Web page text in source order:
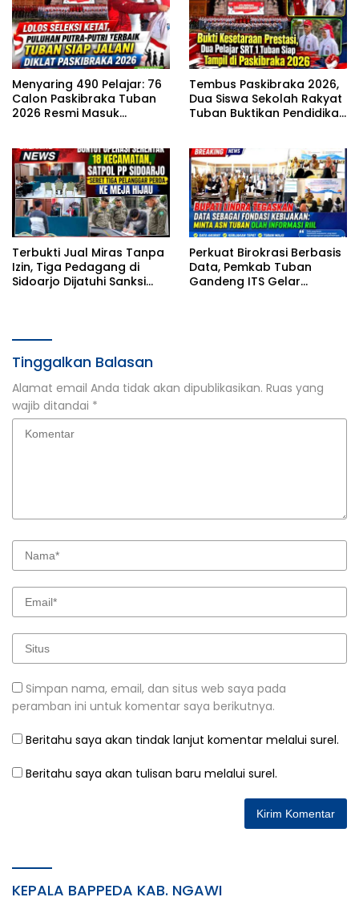
Menyaring 490 Pelajar: 76
Calon Paskibraka Tuban
2026 Resmi Masuk
Tembus Paskibraka 2026,
Dua Siswa Sekolah Rakyat
Tuban Buktikan Pendidikan
Terbukti Jual Miras Tanpa
Izin, Tiga Pedagang di
Sidoarjo Dijatuhi Sanksi
Perkuat Birokrasi Berbasis
Data, Pemkab Tuban
Gandeng ITS Gelar
Tinggalkan Balasan
Alamat email Anda tidak akan dipublikasikan. Ruas yang
wajib ditandai *
Simpan nama, email, dan situs web saya pada
peramban ini untuk komentar saya berikutnya.
Beritahu saya akan tindak lanjut komentar melalui surel.
Beritahu saya akan tulisan baru melalui surel.
KEPALA BAPPEDA KAB. NGAWI